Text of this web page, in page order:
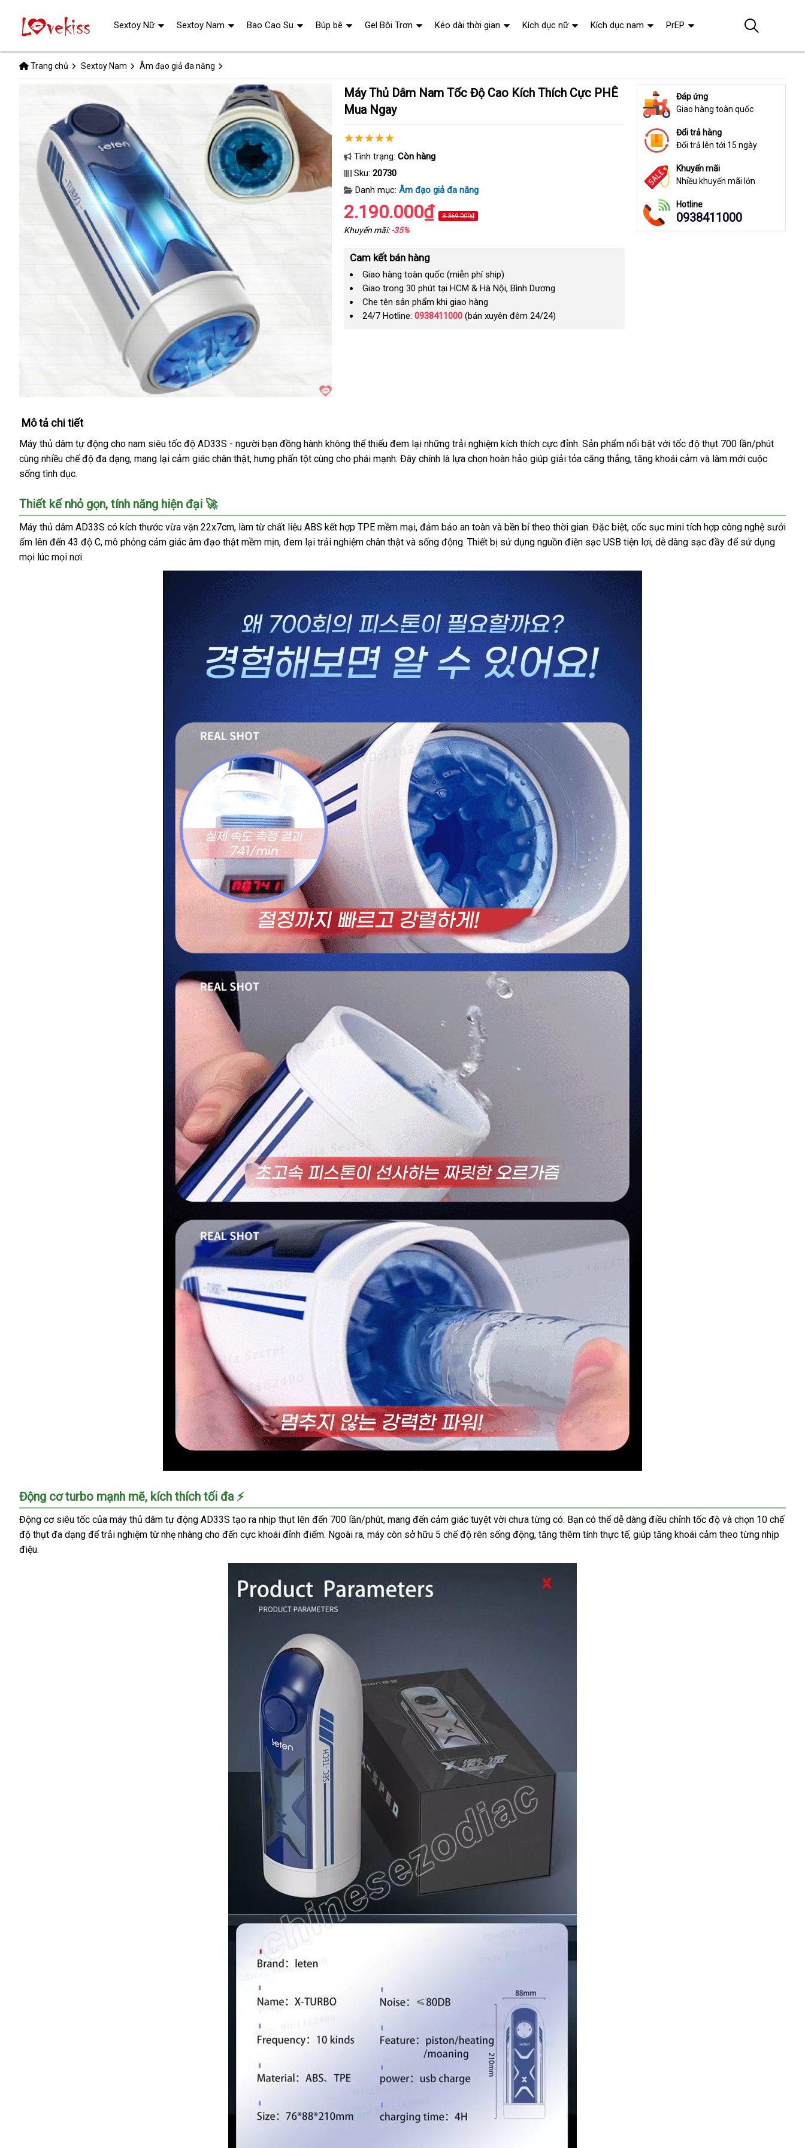
Trang chủ Sextoy Nam Âm đạo giả đa năng
Máy Thủ Dâm Nam Tốc Độ Cao Kích Thích Cực PHÊ
Mua Ngay
Tình trạng: Còn hàng
Sku: 20730
Danh mục: Âm đạo giả đa năng
2.190.000₫ 3.369.000₫
Khuyến mãi:-35%
Cam kết bán hàng
Giao hàng toàn quốc (miễn phí ship)
Giao trong 30 phút tại HCM & Hà Nội, Bình Dương
Che tên sản phẩm khi giao hàng
24/7 Hotline: 0938411000(bán xuyên đêm 24/24)
Đáp ứng
Giao hàng toàn quốc
Đổi trả hàng
Đổi trả lên tới 15 ngày
Khuyến mãi
Nhiều khuyến mãi lớn
Hotline
0938411000
Mô tả chi tiết
Máy thủ dâm tự động cho nam siêu tốc độ AD33S - người bạn đồng hành không thể thiếu đem lại những trải nghiệm kích thích cực đỉnh. Sản phẩm nổi bật với tốc độ thụt 700 lần/phút
cùng nhiều chế độ đa dạng, mang lại cảm giác chân thật, hưng phấn tột cùng cho phái mạnh. Đây chính là lựa chọn hoàn hảo giúp giải tỏa căng thẳng, tăng khoái cảm và làm mới cuộc
sống tình dục.
Thiết kế nhỏ gọn, tính năng hiện đại 🚀
Máy thủ dâm AD33S có kích thước vừa vặn 22x7cm, làm từ chất liệu ABS kết hợp TPE mềm mại, đảm bảo an toàn và bền bỉ theo thời gian. Đặc biệt, cốc sục mini tích hợp công nghệ sưởi
ấm lên đến 43 độ C, mô phỏng cảm giác âm đạo thật mềm mịn, đem lại trải nghiệm chân thật và sống động. Thiết bị sử dụng nguồn điện sạc USB tiện lợi, dễ dàng sạc đầy để sử dụng
mọi lúc mọi nơi.
Máy
Thủ
Dâm
Nam
Tốc
Độ
Động cơ turbo mạnh mẽ, kích thích tối đa ⚡
Động cơ siêu tốc của máy thủ dâm tự động AD33S tạo ra nhịp thụt lên đến 700 lần/phút, mang đến cảm giác tuyệt vời chưa từng có. Bạn có thể dễ dàng điều chỉnh tốc độ và chọn 10 chế
độ thụt đa dạng để trải nghiệm từ nhẹ nhàng cho đến cực khoái đỉnh điểm. Ngoài ra, máy còn sở hữu 5 chế độ rên sống động, tăng thêm tính thực tế, giúp tăng khoái cảm theo từng nhịp
điệu.
Sextoy Nữ Sextoy Nam Bao Cao Su Búp bê Gel Bôi Trơn Kéo dài thời gian Kích dục nữ Kích dục nam PrEP